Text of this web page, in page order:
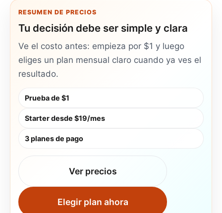
RESUMEN DE PRECIOS
Tu decisión debe ser simple y clara
Ve el costo antes: empieza por $1 y luego
eliges un plan mensual claro cuando ya ves el
resultado.
Prueba de $1
Starter desde $19/mes
3 planes de pago
Ver precios
Elegir plan ahora